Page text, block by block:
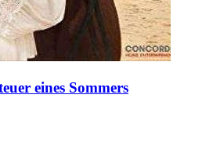
eines Sommers